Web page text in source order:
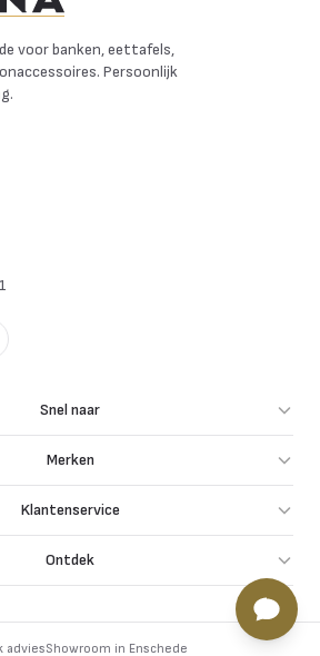
voor banken, eettafels,
Persoonlijk
Snel naar
Merken
Klantenservice
Ontdek
adviesShowroom in Enschede